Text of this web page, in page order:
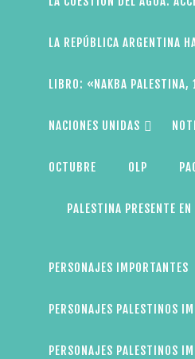
LA REPÚBLICA ARGENTINA
LIBRO: «NAKBA PALESTINA,
NACIONES UNIDAS
OCTUBRE OLP
PALESTINA PRESENTE
PERSONAJES IMPORTANTES
PERSONAJES PALESTINOS
PERSONAJES PALESTINOS